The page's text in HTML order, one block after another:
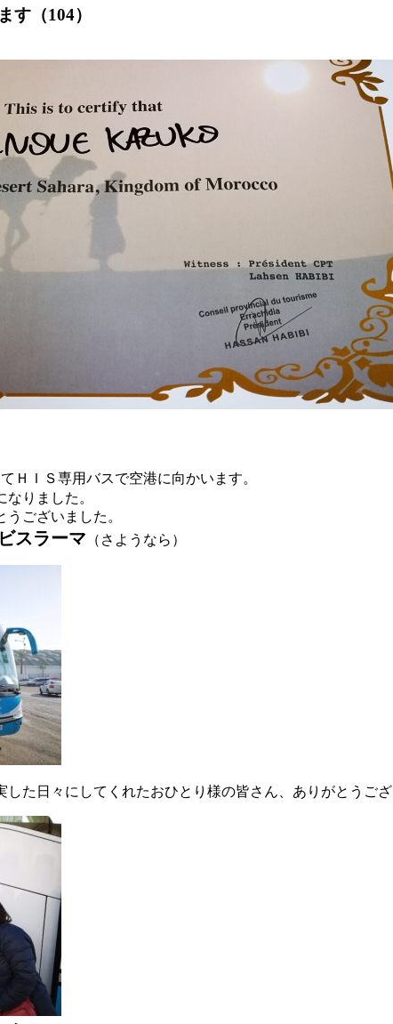
す（104）
ＨＩＳ専用バスで空港に向かいます。
りました。
ございました。
ビスラーマ （さようなら）
た日々にしてくれたおひとり様の皆さん、ありがとうござ